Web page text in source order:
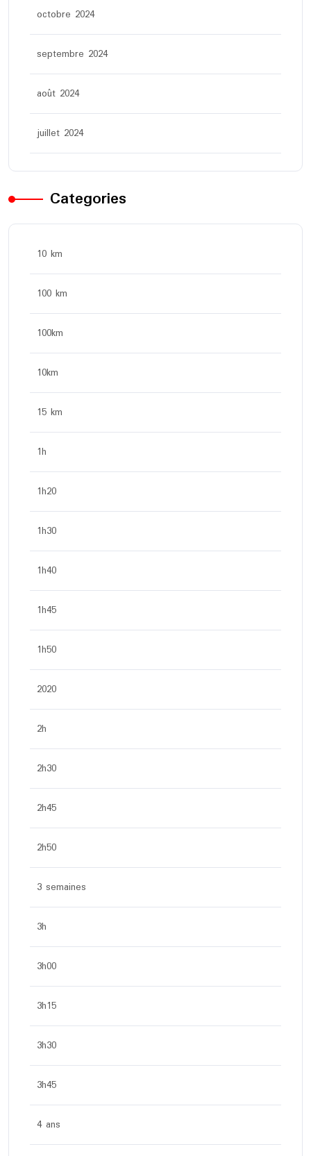
octobre 2024
septembre 2024
août 2024
juillet 2024
Categories
10 km
100 km
100km
10km
15 km
1h
1h20
1h30
1h40
1h45
1h50
2020
2h
2h30
2h45
2h50
3 semaines
3h
3h00
3h15
3h30
3h45
4 ans